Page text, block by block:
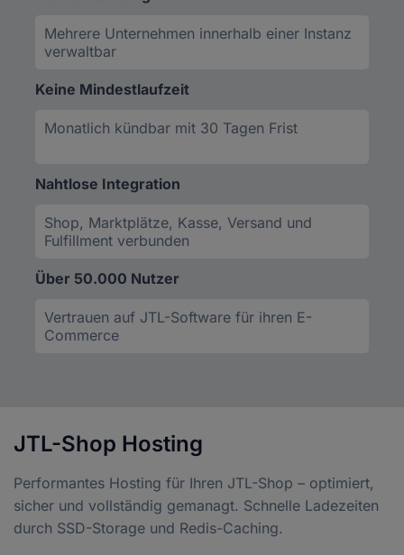
Mehrere Unternehmen innerhalb einer Instanz
verwaltbar
Keine Mindestlaufzeit
Monatlich kündbar mit 30 Tagen Frist
Nahtlose Integration
Shop, Marktplätze, Kasse, Versand und
Fulfillment verbunden
Über 50.000 Nutzer
Vertrauen auf JTL-Software für ihren E-
Commerce
JTL-Shop Hosting
Performantes Hosting für Ihren JTL-Shop – optimiert,
sicher und vollständig gemanagt. Schnelle Ladezeiten
durch SSD-Storage und Redis-Caching.